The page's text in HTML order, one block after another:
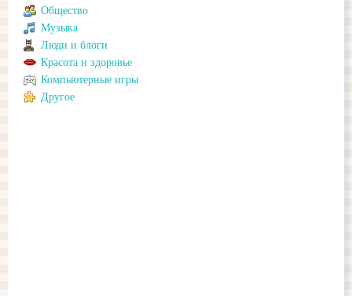
Общество
Музыка
Люди и блоги
Красота и здоровье
Компьютерные игры
Другое